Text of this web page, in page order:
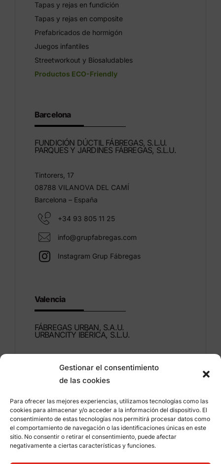
Gestionar el consentimiento
de las cookies
Para ofrecer las mejores experiencias, utilizamos tecnologías como las
cookies para almacenar y/o acceder a la información del dispositivo. El
consentimiento de estas tecnologías nos permitirá procesar datos como
el comportamiento de navegación o las identificaciones únicas en este
sitio. No consentir o retirar el consentimiento, puede afectar
negativamente a ciertas características y funciones.
Tapas y rejas en fundición
Tapas y rejas en composite
Prefabricados de hormigón
Juegos infantiles
Streetworkout y Biosaludables
Productos ECO-Friendly
Barcelona
FUNDICIÓN DÚCTIL FÁBREGAS, S.L.U.
PARQUES Y JARDINES FÁBREGAS, S.L.U.
Tintorers, 17
08788 VILANOVA DEL CAMÍ
Barcelona – España
+34 93 805 11 25
info@grupfabregas.com
Instagram Grup Fábregas
Valencia
FÁBREGAS URBAN, S.A.U.
URBANCITY IBÉRICA, S.L.U.
46960 ALDAIA
Valencia – España
+34 96 151 53 44
info@grupfabregas.com
Grup Fábregas
Acceso distribuidores
Aviso legal
Política de privacidad